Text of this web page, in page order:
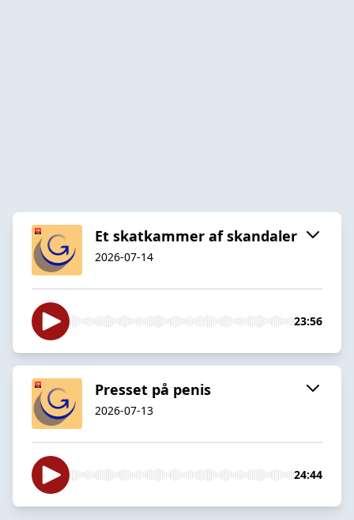
Et skatkammer af skandaler
2026-07-14
23:56
Presset på penis
2026-07-13
24:44